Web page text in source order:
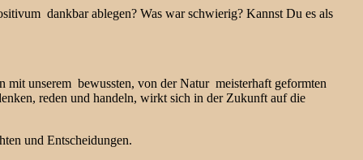
dankbar ablegen? Was war schwierig? Kannst Du es als
mit unserem bewussten, von der Natur meisterhaft geformten
reden und handeln, wirkt sich in der Zukunft auf die
und Entscheidungen.